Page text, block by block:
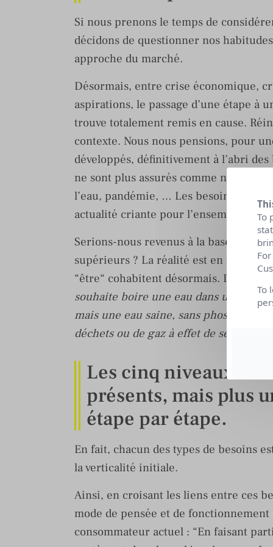
Si nous prenons le temps de
décidons de questionner nos
approche du marché.
Désormais, entre crise économique,
aspirations, le passage d’une étape à
trouve totalement remis en cause.
contexte. Nous nous pensions, pour
développés, définitivement à l’abri
ne sont plus assurés comme nous
l’eau, pandémie, … Les besoins
actualité criante pour l’ensemble de
Serions-nous revenus à la base de la
supérieurs ? La réalité est en fait plus
“être“ cohabitent désormais. Ils
souhaite boire une eau dans une
mais une eau saine, sans phosphate
déchets ou de gaz à effet de serre…“
Les cinq niveaux de
présents, mais plus
étape par étape.
En fait, chacun des types de besoins
la verticalité initiale.
Ainsi, en croisant les liens entre ces
mode de pensée et de
consommateur actuel : “En faisant
To
To